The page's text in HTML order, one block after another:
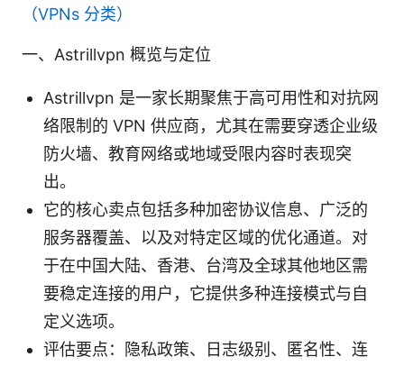
（VPNs 分类）
一、Astrillvpn 概览与定位
Astrillvpn 是一家长期聚焦于高可用性和对抗网
络限制的 VPN 供应商，尤其在需要穿透企业级
防火墙、教育网络或地域受限内容时表现突
出。
它的核心卖点包括多种加密协议信息、广泛的
服务器覆盖、以及对特定区域的优化通道。对
于在中国大陆、香港、台湾及全球其他地区需
要稳定连接的用户，它提供多种连接模式与自
定义选项。
评估要点：隐私政策、日志级别、匿名性、连